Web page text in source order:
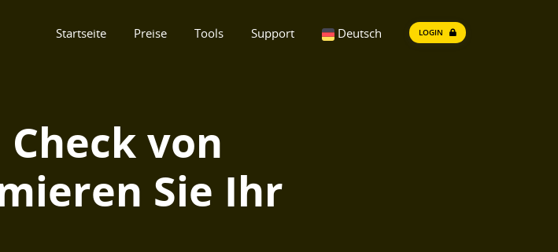
Startseite Preise Tools Support Deutsch LOGIN
Check von
Sie Ihr